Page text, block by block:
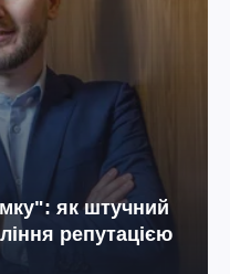
як штучний
репутацією